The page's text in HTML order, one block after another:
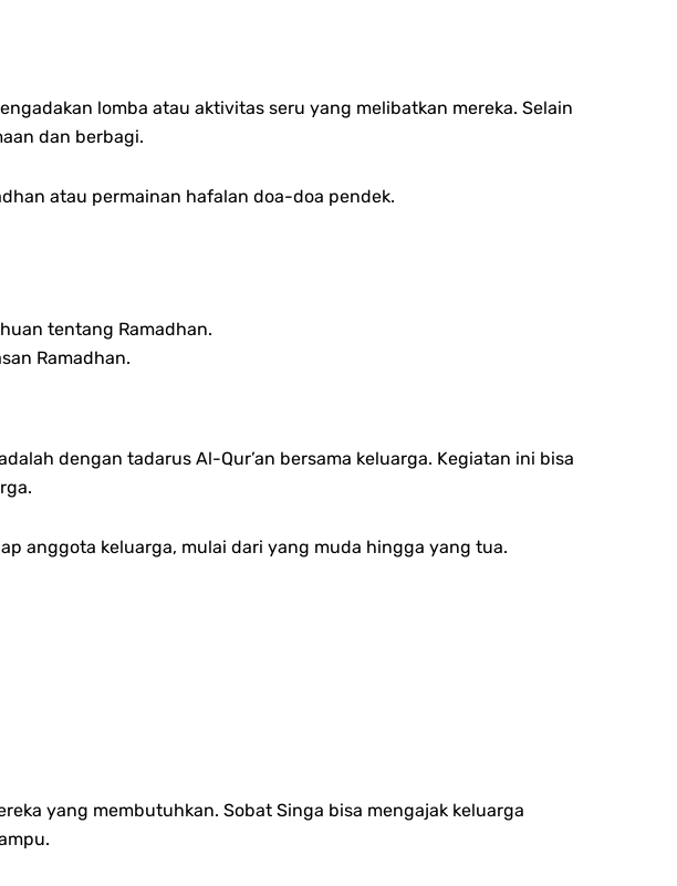
lomba atau aktivitas seru yang melibatkan mereka. Selain
dan berbagi.
atau permainan hafalan doa-doa pendek.
tentang Ramadhan.
Ramadhan.
dengan tadarus Al-Qur’an bersama keluarga. Kegiatan ini bisa
anggota keluarga, mulai dari yang muda hingga yang tua.
yang membutuhkan. Sobat Singa bisa mengajak keluarga